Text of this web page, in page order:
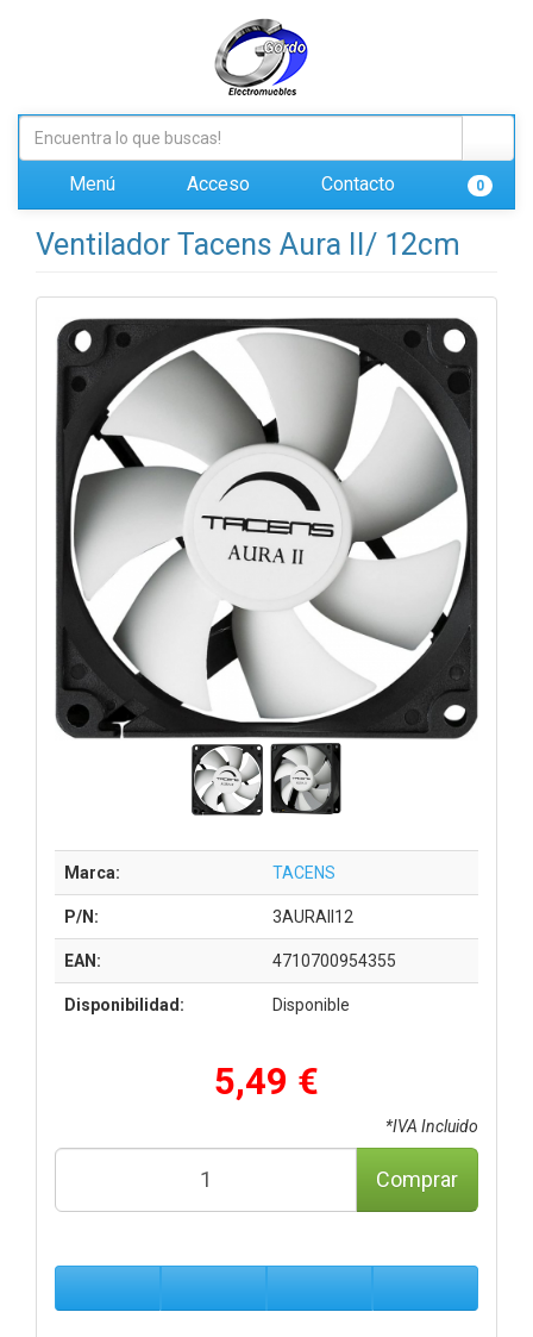
Menú Acceso Contacto 0
Ventilador Tacens Aura II/ 12cm
Marca: TACENS
P/N: 3AURAII12
EAN: 4710700954355
Disponibilidad: Disponible
5,49 €
*IVA Incluido
Comprar